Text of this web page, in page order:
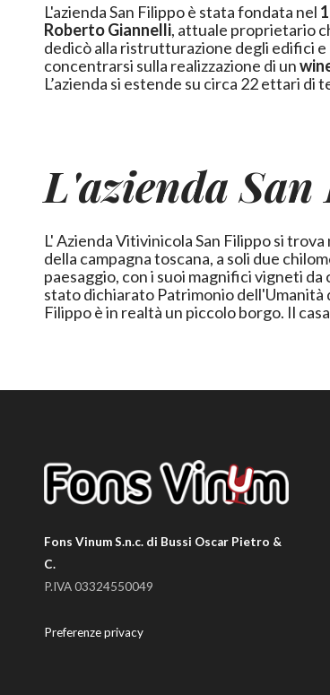
L'azienda San Filippo è stata fondata nel
Roberto Giannelli, attuale proprietario
dedicò alla ristrutturazione degli edifici
concentrarsi sulla realizzazione di un
L’azienda si estende su circa 22 ettari di
L'azienda
L' Azienda Vitivinicola San Filippo si
della campagna toscana, a soli due
paesaggio, con i suoi magnifici vigneti
stato dichiarato Patrimonio dell'Umanità
Filippo è in realtà un piccolo borgo. Il
Fons Vinum S.n.c. di Bussi Oscar Pietro &
C.
P.IVA 03324550049
Preferenze privacy